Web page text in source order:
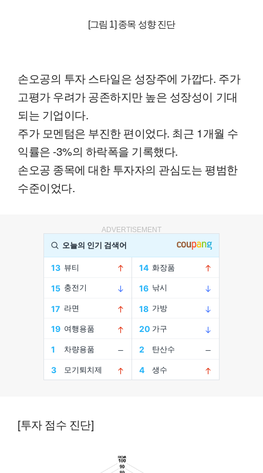
[그림 1] 종목 성향 진단
손오공의 투자 스타일은 성장주에 가깝다. 주가
고평가 우려가 공존하지만 높은 성장성이 기대
되는 기업이다.
주가 모멘텀은 부진한 편이었다. 최근 1개월 수
익률은 -3%의 하락폭을 기록했다.
손오공 종목에 대한 투자자의 관심도는 평범한
수준이었다.
ADVERTISEMENT
[투자 점수 진단]